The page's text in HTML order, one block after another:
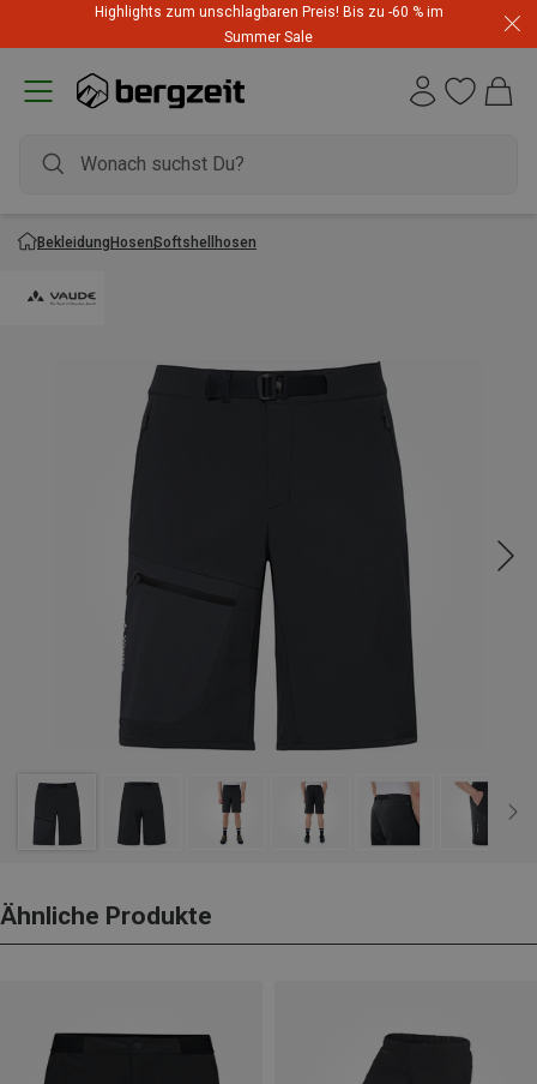
Highlights zum unschlagbaren Preis! Bis zu -60 % im
Summer Sale
BekleidungHosenSoftshellhosen
Ähnliche Produkte